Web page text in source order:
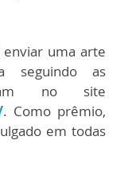
uma arte
seguindo as
no site
. Como prêmio,
em todas